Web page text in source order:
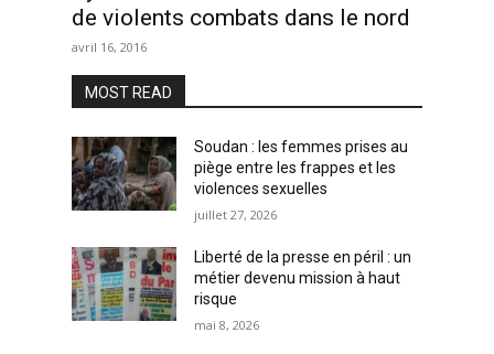
de violents combats dans le nord
avril 16, 2016
MOST READ
Soudan : les femmes prises au
piège entre les frappes et les
violences sexuelles
juillet 27, 2026
Liberté de la presse en péril : un
métier devenu mission à haut
risque
mai 8, 2026